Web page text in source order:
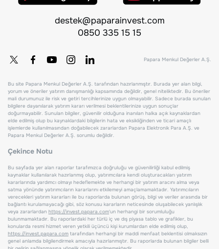
destek@paparainvest.com
0850 335 15 15
Papara Menkul Değerler A.Ş.
Bu site Papara Menkul Değerler A.Ş. tarafından hazırlanmıştır. Burada yer alan bilgi,
yorum ve öneriler yatırım danışmanlığı kapsamında değildir, genel niteliktedir. Bu öneriler
mali durumunuz ile risk ve getiri tercihlerinize uygun olmayabilir. Sadece burada sunulan
bilgilere dayanılarak yatırım kararı verilmesi beklentilerinize uygun sonuçlar
doğurmayabilir. Sunulan bilgiler, güvenilir olduğuna inanılan halka açık kaynaklardan
elde edilmiş olup bu kaynaklardaki bilgilerin hata ve eksikliğinden ve ticari amaçlı
işlemlerde kullanılmasından doğabilecek zararlardan Papara Elektronik Para A.Ş. ve
Papara Menkul Değerler A.Ş. sorumlu değildir.
Çekince Notu
Bu sayfada yer alan raporlar tarafımızca doğruluğu ve güvenilirliği kabul edilmiş
kaynaklar kullanılarak hazırlanmış olup, yatırımcılara kendi oluşturacakları yatırım
kararlarında yardımcı olmayı hedeflemekte ve herhangi bir yatırım aracını alma veya
satma yönünde yatırımcıların kararlarını etkilemeyi amaçlamamaktadır. Yatırımcıların
verecekleri yatırım kararları ile bu raporlarda bulunan görüş, bilgi ve veriler arasında bir
bağlantı kurulamayacağı gibi, söz konusu kararların neticesinde oluşabilecek yanlışlık
veya zararlardan https://invest.papara.com'un herhangi bir sorumluluğu
bulunmamaktadır. Bu raporlardaki her türlü iç ve dış piyasa tablo ve grafikler, bu
konularda resmi hizmet veren yetkili üçüncü kişi kurumlardan elde edilmiş olup,
https://invest.papara.com tarafından herhangi bir maddi menfaat beklentisi olmaksızın
genel anlamda bilgilendirmek amacıyla hazırlanmıştır. Bu raporlarda bulunan bilgiler belli